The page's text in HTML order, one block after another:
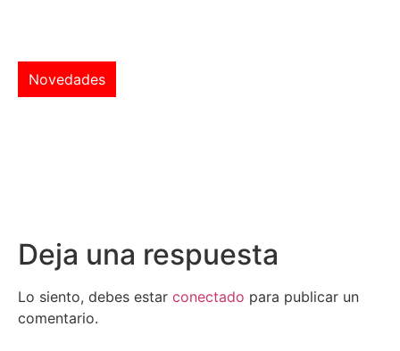
Novedades
Deja una respuesta
Lo siento, debes estar conectado para publicar un
comentario.